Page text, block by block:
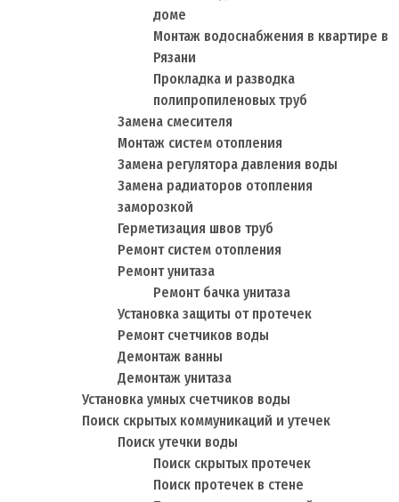
доме
Монтаж водоснабжения в квартире в
Рязани
Прокладка и разводка
полипропиленовых труб
Замена смесителя
Монтаж систем отопления
Замена регулятора давления воды
Замена радиаторов отопления
заморозкой
Герметизация швов труб
Ремонт систем отопления
Ремонт унитаза
Ремонт бачка унитаза
Установка защиты от протечек
Ремонт счетчиков воды
Демонтаж ванны
Демонтаж унитаза
Установка умных счетчиков воды
Поиск скрытых коммуникаций и утечек
Поиск утечки воды
Поиск скрытых протечек
Поиск протечек в стене